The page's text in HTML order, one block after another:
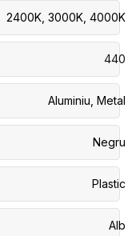
2400K, 3000K, 4000K
440
Aluminiu Metal
Negru
Plastic
Alb